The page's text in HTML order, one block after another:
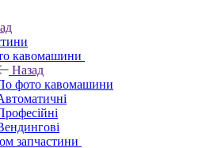
кавомашини
Назад
фото кавомашини
запчастини